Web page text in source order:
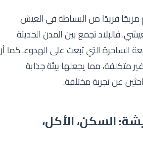
مزيجًا فريدًا من البساطة في العيش
فالبلاد تجمع بين المدن الحديثة
الساحرة التي تبعث على الهدوء. كما أن
متكلفة، مما يجعلها بيئة جذابة
عن تجربة مختلفة.
السكن، الأكل،